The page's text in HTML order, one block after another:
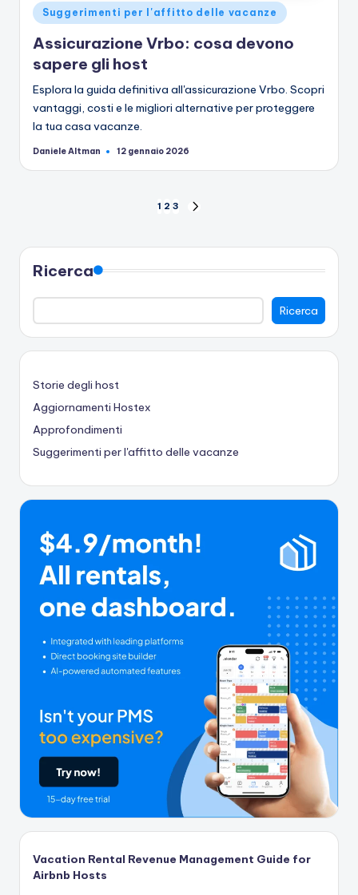
Pubblicato
in
Suggerimenti per l'affitto delle vacanze
Assicurazione Vrbo: cosa devono
sapere gli host
Esplora la guida definitiva all'assicurazione Vrbo. Scopri
vantaggi, costi e le migliori alternative per proteggere
la tua casa vacanze.
Pubblicato
Daniele Altman 12 gennaio 2026
Paginazione
degli
articoli
1 2 3
Ricerca
Ricerca
Storie degli host
Aggiornamenti Hostex
Approfondimenti
Suggerimenti per l'affitto delle vacanze
Vacation Rental Revenue Management Guide for
Airbnb Hosts